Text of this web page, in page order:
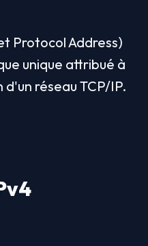
Protocol Address)
unique attribué à
réseau TCP/IP.